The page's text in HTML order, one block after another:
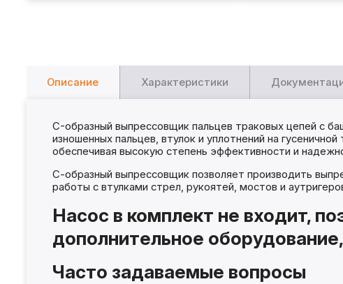
Описание Характеристики
C-образный выпрессовщик пальцев траковых цепей с
изношенных пальцев, втулок и уплотнений на
обеспечивая высокую степень эффективности и
С-образный выпрессовщик позволяет производить
работы с втулками стрел, рукоятей, мостов и
Насос в комплект не входит,
дополнительное
Часто задаваемые вопросы